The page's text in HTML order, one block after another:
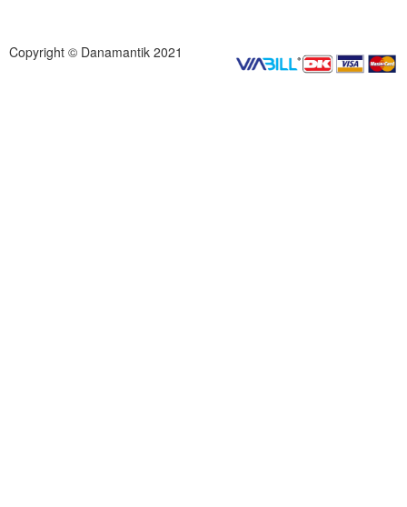
Copyright © Danamantik 2021